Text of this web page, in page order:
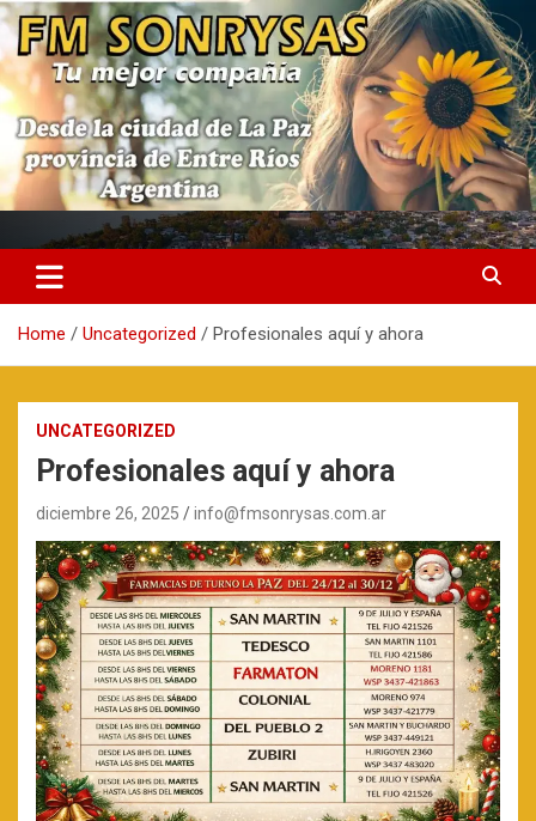
Skip
to
content
fmsonrysas.com.ar
Home Uncategorized Profesionales aquí y ahora
UNCATEGORIZED
Profesionales aquí y ahora
diciembre 26, 2025 info@fmsonrysas.com.ar